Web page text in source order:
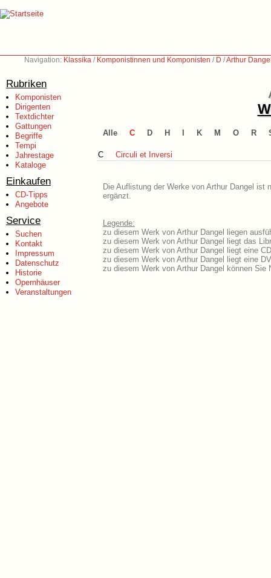
Navigation: Klassika / Komponistinnen und Komponisten / D /Arthur
Rubriken
Komponisten
Dirigenten
Textdichter
Gattungen
Begriffe
Tempi
Jahrestage
Kataloge
Einkaufen
CD-Tipps
Angebote
Service
Suchen
Kontakt
Impressum
Datenschutz
Historie
Opernhäuser
Veranstaltungen
Alle C D H K M O R
C Circuli et Inversi
Die Auflistung der Werke von Arthur Dangel
ergänzt.
Legende:
zu diesem Werk von Arthur Dangel liegen
zu diesem Werk von Arthur Dangel liegt das
zu diesem Werk von Arthur Dangel liegt eine
zu diesem Werk von Arthur Dangel liegt eine
zu diesem Werk von Arthur Dangel können Sie